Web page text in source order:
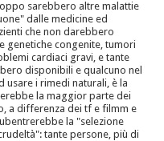
sarebbero altre malattie
dalle medicine ed
che non darebbero
genetiche congenite, tumori
cardiaci gravi, e tante
disponibili e qualcuno nel
i rimedi naturali, è la
la maggior parte dei
a differenza dei tf e filmm e
la "selezione
tante persone, più di